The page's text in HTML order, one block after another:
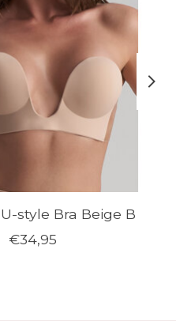
style Bra Beige B
€34,95